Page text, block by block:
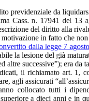
previdenziale da
Cass. n. 17941 del
del diritto alla
in fatto che
dalla legge 7
la lesione del già
altre successive”); era
il richiamato art. 1,
agli assicurati
collocato tutti i
a dieci anni e